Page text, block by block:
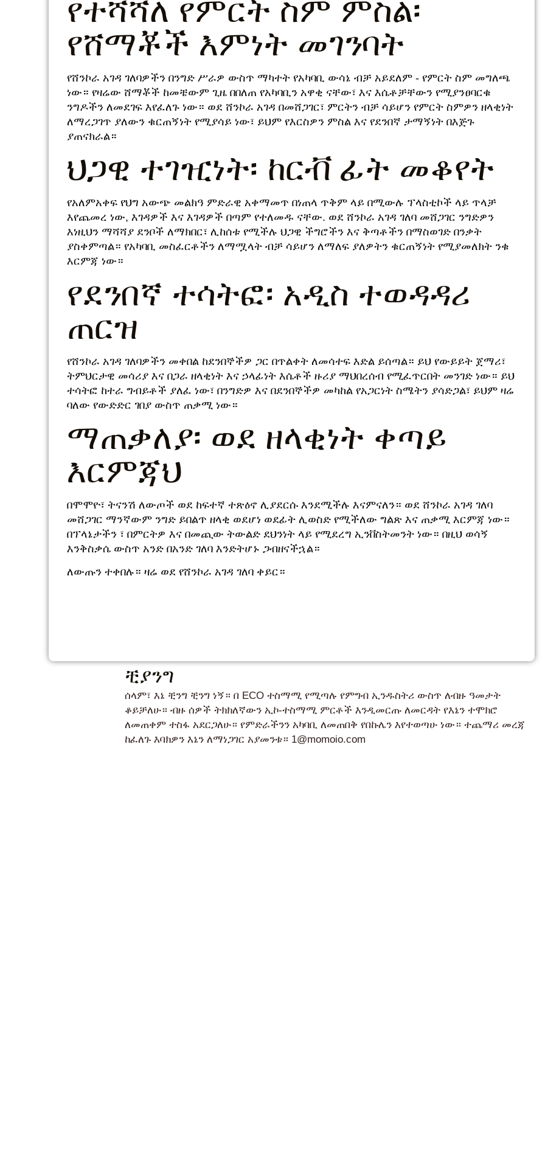
የተሻሻለ የምርት ስም ምስል፡
የሸማቾች እምነት መገንባት
የሸንኮራ አገዳ ገለባዎችን በንግድ ሥራዎ ውስጥ ማካተት የአካባቢ ውሳኔ ብቻ አይደለም - የምርት ስም መግለጫ
ነው። የዛሬው ሸማቾች ከመቼውም ጊዜ በበለጠ የአካባቢን አዋቂ ናቸው፣ እና እሴቶቻቸውን የሚያንፀባርቁ
ንግዶችን ለመደገፍ እየፈለጉ ነው። ወደ ሸንኮራ አገዳ በመሸጋገር፣ ምርትን ብቻ ሳይሆን የምርት ስምዎን ዘላቂነት
ለማረጋገጥ ያለውን ቁርጠኝነት የሚያሳይ ነው፣ ይህም የእርስዎን ምስል እና የደንበኛ ታማኝነት በእጅጉ
ያጠናክራል።
ህጋዊ ተገዢነት፡ ከርቭ ፊት መቆየት
የአለምአቀፍ የህግ አውጭ መልክዓ ምድራዊ አቀማመጥ በነጠላ ጥቅም ላይ በሚውሉ ፕላስቲኮች ላይ ጥላቻ
እየጨመረ ነው, እገዳዎች እና እገዳዎች በጣም የተለመዱ ናቸው. ወደ ሸንኮራ አገዳ ገለባ መሸጋገር ንግድዎን
እነዚህን ማሻሻያ ደንቦች ለማክበር፣ ሊከሰቱ የሚችሉ ህጋዊ ችግሮችን እና ቅጣቶችን በማስወገድ በንቃት
ያስቀምጣል። የአካባቢ መስፈርቶችን ለማሟላት ብቻ ሳይሆን ለማለፍ ያለዎትን ቁርጠኝነት የሚያመለክት ንቁ
እርምጃ ነው።
የደንበኛ ተሳትፎ፡ አዲስ ተወዳዳሪ
ጠርዝ
የሸንኮራ አገዳ ገለባዎችን መቀበል ከደንበኞችዎ ጋር በጥልቀት ለመሳተፍ እድል ይሰጣል። ይህ የውይይት ጀማሪ፣
ትምህርታዊ መሳሪያ እና በጋራ ዘላቂነት እና ኃላፊነት እሴቶች ዙሪያ ማህበረሰብ የሚፈጥርበት መንገድ ነው። ይህ
ተሳትፎ ከተራ ግብይቶች ያለፈ ነው፣ በንግድዎ እና በደንበኞችዎ መካከል የአጋርነት ስሜትን ያሳድጋል፣ ይህም ዛሬ
ባለው የውድድር ገበያ ውስጥ ጠቃሚ ነው።
ማጠቃለያ፡ ወደ ዘላቂነት ቀጣይ
እርምጃህ
በሞሞዮ፣ ትናንሽ ለውጦች ወደ ከፍተኛ ተጽዕኖ ሊያደርሱ እንደሚችሉ እናምናለን። ወደ ሸንኮራ አገዳ ገለባ
መሸጋገር ማንኛውም ንግድ ይበልጥ ዘላቂ ወደሆነ ወደፊት ሊወስድ የሚችለው ግልጽ እና ጠቃሚ እርምጃ ነው።
በፕላኔታችን ፣ በምርትዎ እና በመጪው ትውልድ ደህንነት ላይ የሚደረግ ኢንቨስትመንት ነው። በዚህ ወሳኝ
እንቅስቃሴ ውስጥ አንድ በአንድ ገለባ እንድትሆኑ ጋብዘናችኋል።
ለውጡን ተቀበሉ። ዛሬ ወደ የሸንኮራ አገዳ ገለባ ቀይር።
ቺያንግ
ሰላም፣ እኔ ቺንግ ቺንግ ነኝ። በ ECO ተስማሚ የሚጣሉ የምግብ ኢንዱስትሪ ውስጥ ለብዙ ዓመታት
ቆይቻለሁ። ብዙ ሰዎች ትክክለኛውን ኢኮ-ተስማሚ ምርቶች እንዲመርጡ ለመርዳት የእኔን ተሞክሮ
ለመጠቀም ተስፋ አደርጋለሁ። የምድራችንን አካባቢ ለመጠበቅ የበኩሌን እየተወጣሁ ነው። ተጨማሪ መረጃ
ከፈለጉ እባክዎን እኔን ለማነጋገር አያመንቱ። 1@momoio.com